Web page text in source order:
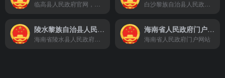
陵水黎族自治县人民政府门户网站 海南省人民政府门户网站
海南省人民政府门户网站